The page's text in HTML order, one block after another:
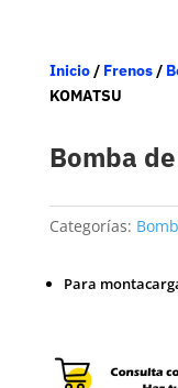
Inicio/ Frenos/
KOMATSU
Bomba
Categorías:
Para